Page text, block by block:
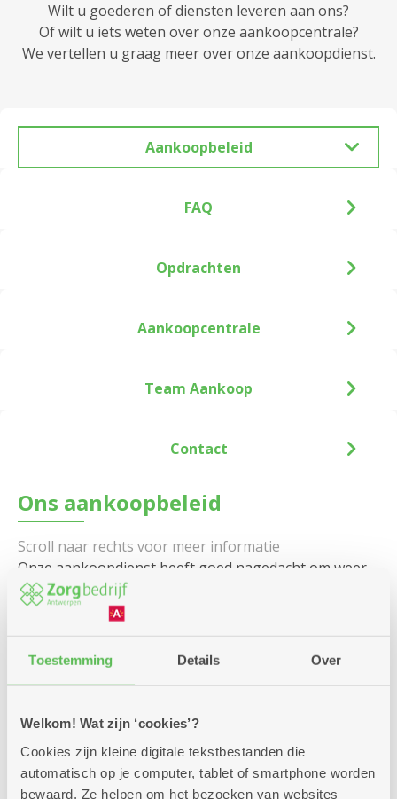
Toestemming Details Over
Welkom! Wat zijn ‘cookies’?
Cookies zijn kleine digitale tekstbestanden die
automatisch op je computer, tablet of smartphone worden
bewaard. Ze helpen om het bezoeken van websites
Wilt u goederen of diensten leveren aan ons?
Of wilt u iets weten over onze aankoopcentrale?
We vertellen u graag meer over onze aankoopdienst.
Aankoopbeleid
Ons aankoopbeleid
Onze aankoopdienst heeft goed nagedacht om weer
te geven waar we voor staan en welke principes wij
trouw zijn. Als dynamisch team dagen we elke partner
vandaag de dag uit om ‘samen’ onze toekomst te
ontwerpen, doordrongen van de identiteit van
Zorgbedrijf Antwerpen, Zorgbedrijf Brasschaat en
Samen bereiken we meer: dat is ons vertrekpunt. We
wensen dan ook partnerships te ontwikkelen omdat
we onze missie enkel samen met anderen kunnen
realiseren in onze zoektocht naar waardecreatie.
FAQ
Opdrachten
Aankoopcentrale
Team Aankoop
Contact